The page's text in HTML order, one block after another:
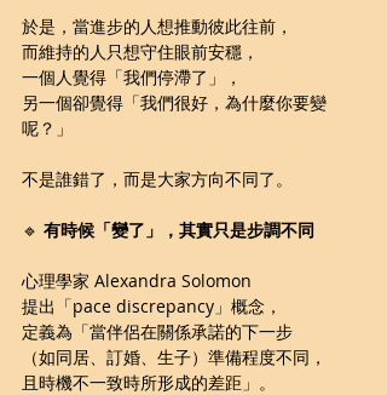
於是，當進步的人想推動彼此往前，
而維持的人只想守住眼前安穩，
一個人覺得「我們停滯了」，
另一個卻覺得「我們很好，為什麼你要變
呢？」
不是誰錯了，而是大家方向不同了。
🔹 有時候「變了」，其實只是步調不同
心理學家 Alexandra Solomon
提出「pace discrepancy」概念，
定義為「當伴侶在關係承諾的下一步
（如同居、訂婚、生子）準備程度不同，
且時機不一致時所形成的差距」。